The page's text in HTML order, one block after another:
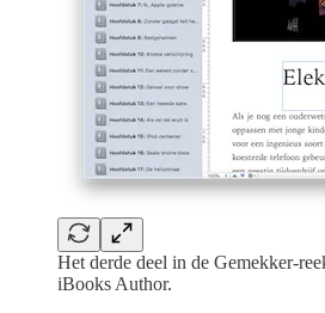
Het derde deel in de Gemekker-
iBooks Author.